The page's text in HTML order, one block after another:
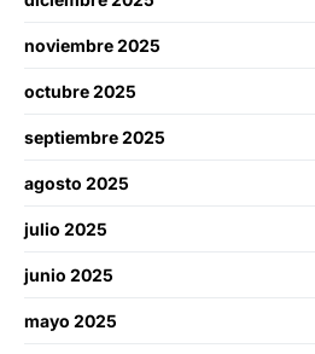
noviembre 2025
octubre 2025
septiembre 2025
agosto 2025
julio 2025
junio 2025
mayo 2025